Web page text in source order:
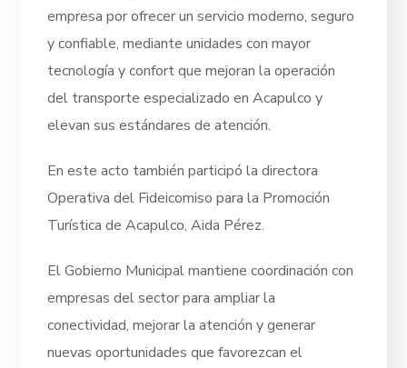
empresa por ofrecer un servicio moderno, seguro
y confiable, mediante unidades con mayor
tecnología y confort que mejoran la operación
del transporte especializado en Acapulco y
elevan sus estándares de atención.
En este acto también participó la directora
Operativa del Fideicomiso para la Promoción
Turística de Acapulco, Aida Pérez.
El Gobierno Municipal mantiene coordinación con
empresas del sector para ampliar la
conectividad, mejorar la atención y generar
nuevas oportunidades que favorezcan el